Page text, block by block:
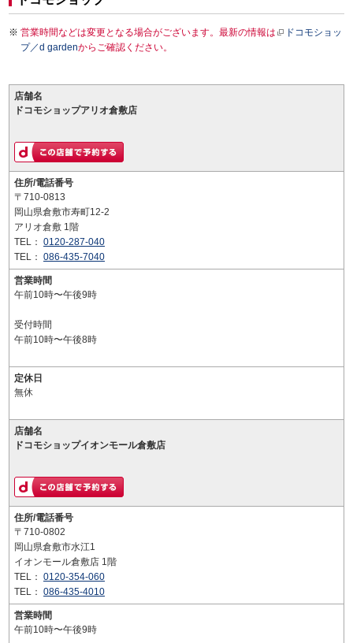
営業時間などは変更となる場合がございます。最新の情報は
ドコモショッ
プ／d gardenからご確認ください。
店舗名
ドコモショップアリオ倉敷店
住所/電話番号
〒710-0813
岡山県倉敷市寿町12-2
アリオ倉敷 1階
TEL： 0120-287-040
TEL： 086-435-7040
営業時間
午前10時〜午後9時
受付時間
午前10時〜午後8時
定休日
無休
店舗名
ドコモショップイオンモール倉敷店
住所/電話番号
〒710-0802
岡山県倉敷市水江1
イオンモール倉敷店 1階
TEL： 0120-354-060
TEL： 086-435-4010
営業時間
午前10時〜午後9時